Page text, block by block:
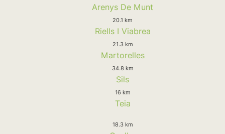
Arenys De Munt
20.1 km
Riells I Viabrea
21.3 km
Martorelles
34.8 km
Sils
16 km
Teia
18.3 km